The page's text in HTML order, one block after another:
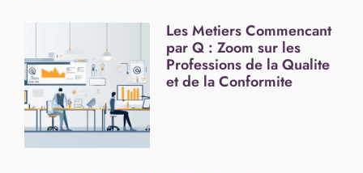
Les Metiers Commencant
par Q : Zoom sur les
Professions de la Qualite
et de la Conformite